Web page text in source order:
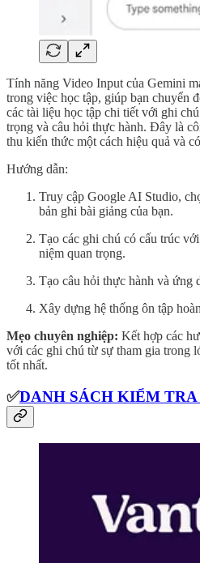
Tính năng Video Input của Gemini
trong việc học tập, giúp bạn chuyển
các tài liệu học tập chi tiết với ghi
trọng và câu hỏi thực hành. Đây là
thu kiến thức một cách hiệu quả và
Hướng dẫn:
Truy cập Google AI Studio,
bản ghi bài giảng của bạn.
Tạo các ghi chú có cấu trúc
niệm quan trọng.
Tạo câu hỏi thực hành và ứng
Xây dựng hệ thống ôn tập
Mẹo chuyên nghiệp: Kết hợp các
với các ghi chú từ sự tham gia trong
tốt nhất.
✅DANH SÁCH KIỂM